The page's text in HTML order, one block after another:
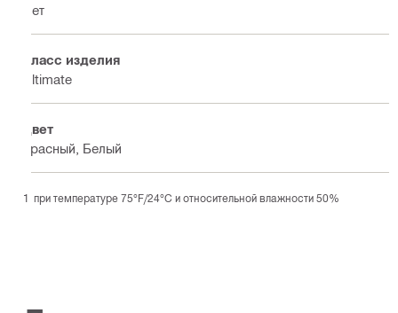
Нет
Класс изделия
Ultimate
Цвет
Красный, Белый
при температуре 75°F/24°C и относительной влажности 50%